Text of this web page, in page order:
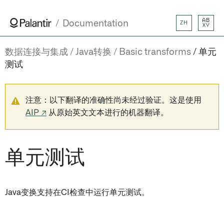
Documentation ZH
AB
XY
数据连接与集成 Java转换 Basic transforms
单元
测试
注意：以下翻译的准确性尚未经过验证。这是使用
AIP ↗ 从原始英文文本进行的机器翻译。
单元测试
Java变换支持在CI检查中运行单元测试。